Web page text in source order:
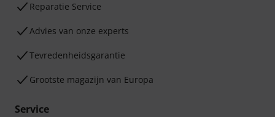
Reparatie Service
Advies van onze experts
Tevredenheidsgarantie
Grootste magazijn van Europa
Service